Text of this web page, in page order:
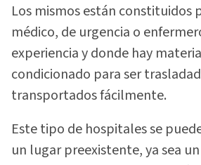
Los mismos están constituidos
médico, de urgencia o
experiencia y donde hay
condicionado para ser
transportados fácilmente.
Este tipo de hospitales se
un lugar preexistente, ya sea